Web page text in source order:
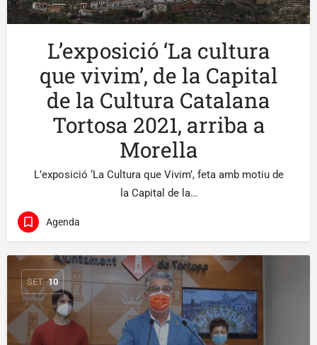
L’exposició ‘La cultura
que vivim’, de la Capital
de la Cultura Catalana
Tortosa 2021, arriba a
Morella
L’exposició ‘La Cultura que Vivim’, feta amb motiu de
la Capital de la…
Agenda
SET. 10